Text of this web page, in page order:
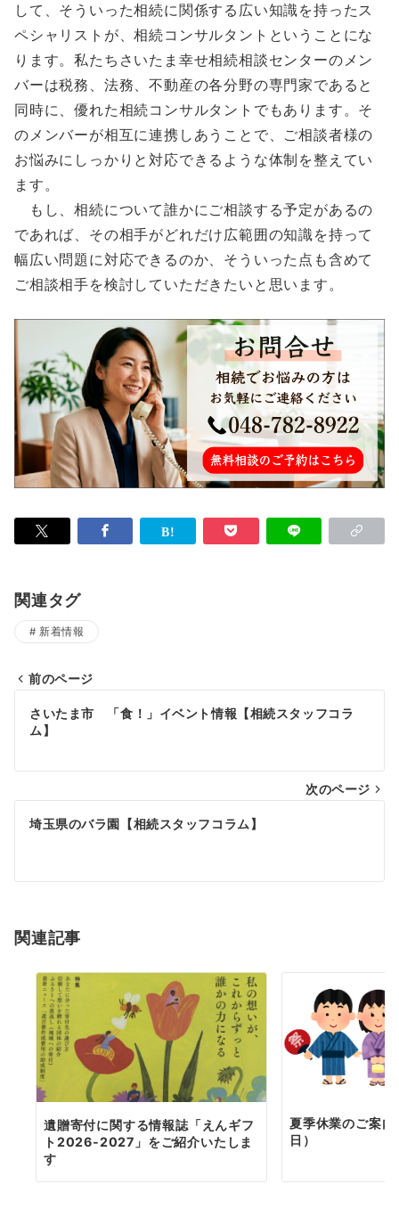
して、そういった相続に関係する広い知識を持ったス
ペシャリストが、相続コンサルタントということにな
ります。私たちさいたま幸せ相続相談センターのメン
バーは税務、法務、不動産の各分野の専門家であると
同時に、優れた相続コンサルタントでもあります。そ
のメンバーが相互に連携しあうことで、ご相談者様の
お悩みにしっかりと対応できるような体制を整えてい
ます。
もし、相続について誰かにご相談する予定があるの
であれば、その相手がどれだけ広範囲の知識を持って
幅広い問題に対応できるのか、そういった点も含めて
ご相談相手を検討していただきたいと思います。
関連タグ
新着情報
稿
ビ
ゲ
シ
ン
前のページ
さいたま市 「食！」イベント情報【相続スタッフコラ
ム】
次のページ
埼玉県のバラ園【相続スタッフコラム】
関連記事
遺贈寄付に関する情報誌「えんギフ
ト2026-2027」をご紹介いたしま
す
夏季休業のご案
日）